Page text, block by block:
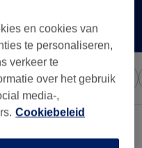
Expresaanbiedingen
en cookies van
te personaliseren,
verkeer te
over het gebruik
media-,
Cookiebeleid